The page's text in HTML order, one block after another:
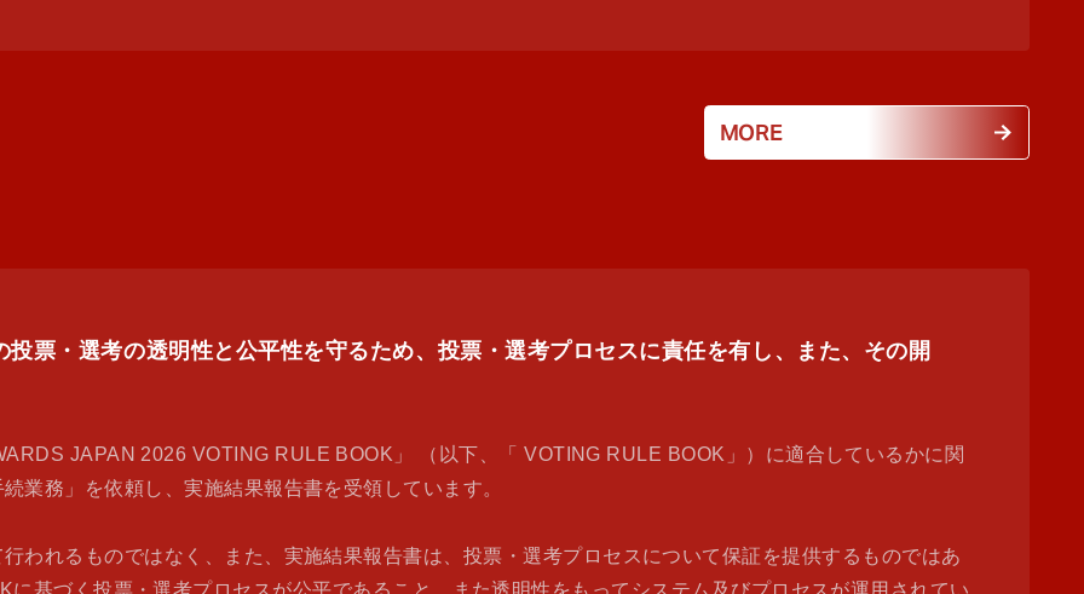
MORE
票・選考の透明性と公平性を守るため、投票・選考プロセスに責任を有し、また、その開
JAPAN 2026 VOTING RULE BOOK」 （以下、「 VOTING RULE BOOK」）に適合しているかに関
業務」を依頼し、実施結果報告書を受領しています。
われるものではなく、また、実施結果報告書は、投票・選考プロセスについて保証を提供するものではあ